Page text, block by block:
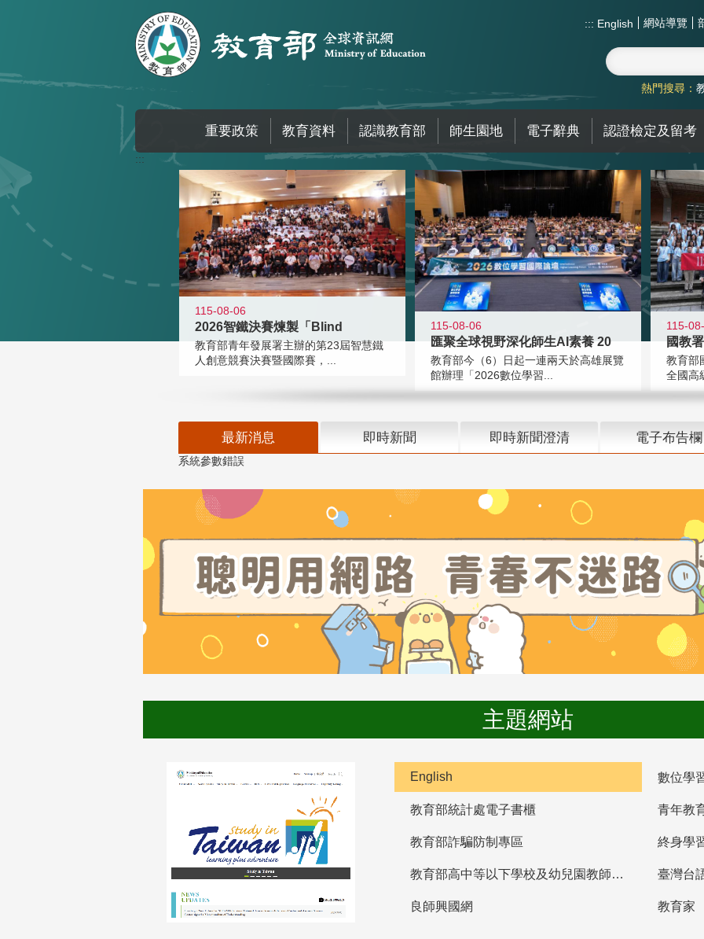
::: English 網站導覽
熱門搜尋：
重要政策 教育資料 認識教育部 師生園地 電子辭典 認證檢定及留考
:::
115-08-06
2026智鐵決賽煉製「Blind
教育部青年發展署主辦的第23屆智慧鐵
人創意競賽決賽暨國際賽，...
115-08-06
匯聚全球視野深化師生AI素養 20
教育部今（6）日起一連兩天於高雄展覽
館辦理「2026數位學習...
115-
教育部
全國高
最新消息 即時新聞 即時新聞澄清 電子布告欄
系統參數錯誤
主題網站
English 數位學
教育部統計處電子書櫃 青年教
教育部詐騙防制專區 終身學
教育部高中等以下學校及幼兒園教師資格檢定考試 臺灣台
良師興國網 教育家